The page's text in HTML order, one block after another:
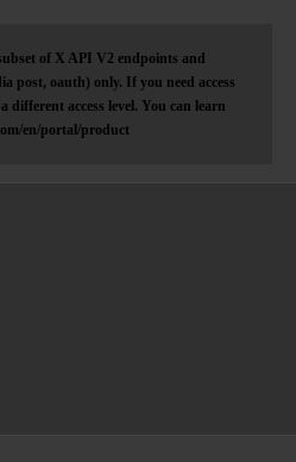
of X API V2 endpoints and
post, oauth) only. If you need access
different access level. You can learn
en/portal/product